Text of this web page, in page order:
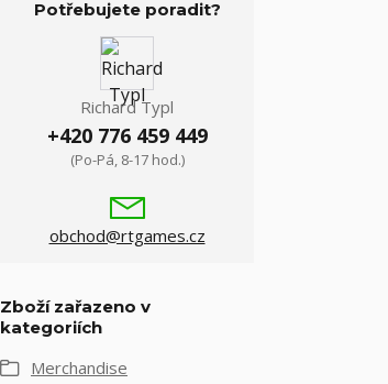
Potřebujete poradit?
Richard Typl
+420 776 459 449
(Po-Pá, 8-17 hod.)
obchod@rtgames.cz
Zboží zařazeno v
kategoriích
Merchandise